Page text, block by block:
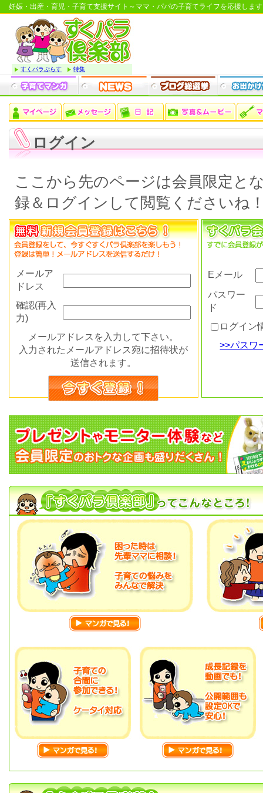
妊娠・出産・育児・子育て支援サイト～ママ・パパの子育てライフを応援しま
すくパラぷらす 特集
ログイン
ここから先のページは会員限定と
録＆ログインして閲覧くださいね
メールア
ドレス
確認(再入
力)
メールアドレスを入力して下さい。
入力されたメールアドレス宛に招待状が
送信されます。
Eメール
パスワー
ド
ログイン
>>パスワ